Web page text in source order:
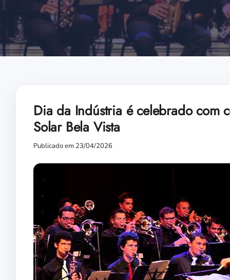
Dia da Indústria é celebrado com
Solar Bela Vista
Publicado em 23/04/2026